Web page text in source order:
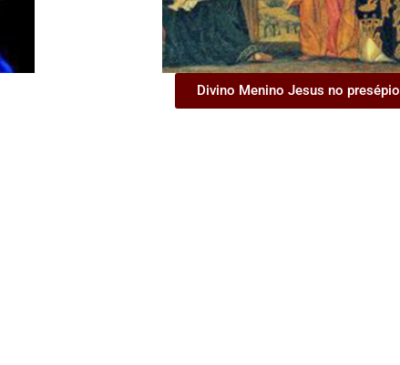
Divino Menino Jesus no presépio